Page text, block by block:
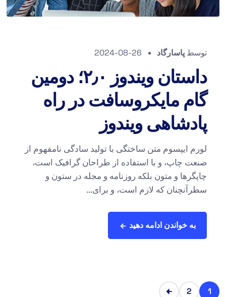
توسط پاسارگاد 2024-08-26
داستان ویندوز ۲٫۰؛ دومین
گام مایکروسافت در راه
پادشاهی ویندوز
لورم ایپسوم متن ساختگی با تولید سادگی نامفهوم از
صنعت چاپ، و با استفاده از طراحان گرافیک است،
چاپگرها و متون بلکه روزنامه و مجله در ستون و
سطرآنچنان که لازم است، و برای...
به خواندن ادامه دهید
1
2